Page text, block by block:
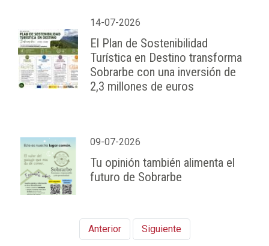
14-07-2026
El Plan de Sostenibilidad
Turística en Destino transforma
Sobrarbe con una inversión de
2,3 millones de euros
09-07-2026
Tu opinión también alimenta el
futuro de Sobrarbe
Anterior Siguiente